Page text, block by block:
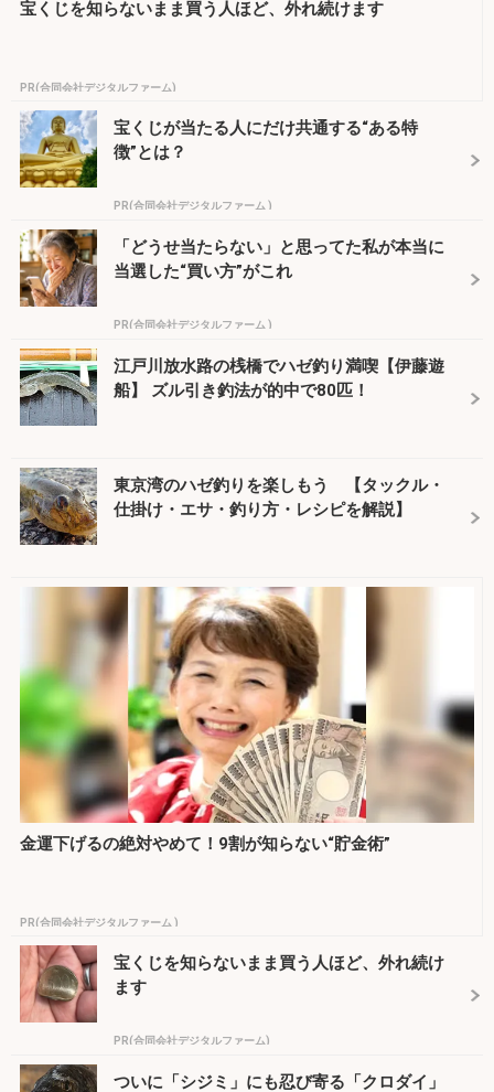
宝くじを知らないまま買う人ほど、外れ続けます
PR(合同会社デジタルファーム)
宝くじが当たる人にだけ共通する“ある特
徴”とは？
PR(合同会社デジタルファーム )
「どうせ当たらない」と思ってた私が本当に
当選した“買い方”がこれ
PR(合同会社デジタルファーム )
江戸川放水路の桟橋でハゼ釣り満喫【伊藤遊
船】 ズル引き釣法が的中で80匹！
東京湾のハゼ釣りを楽しもう 【タックル・
仕掛け・エサ・釣り方・レシピを解説】
金運下げるの絶対やめて！9割が知らない“貯金術”
PR(合同会社デジタルファーム )
宝くじを知らないまま買う人ほど、外れ続け
ます
PR(合同会社デジタルファーム)
ついに「シジミ」にも忍び寄る「クロダイ」